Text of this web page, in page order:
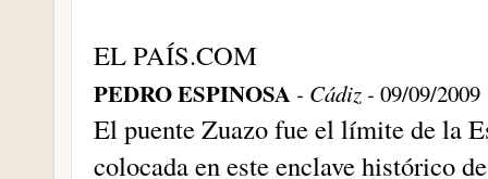
EL PAÍS.COM
PEDRO ESPINOSA - Cádiz - 09/09/2009
El puente Zuazo fue el límite de la
colocada en este enclave histórico